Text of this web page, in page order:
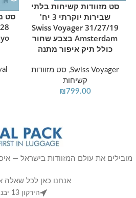
המוצר: גוף בטכנולוגיית קליפה קשיחה;
ספינר מסתובבים בכל הכיוונים; מנעול
אפשרות הרחבה לתוספת נפח אריזה
הזה, יחד עם היות הסט מורכב ממספר
הופך אותו לפתרון עיצובי אחיד למי
סט מזוודות קשיחות בלתי
שבירות יוקרתי 3 יח'
31/27/19 Swiss Voyager
Amsterdam בצבע שחור
כולל תיק איפור מתנה
Swiss Voyager
, סט מזוודות
קשיחות
₪799.00
מובילים את עולם המזוודות בישראל —
אנחנו כאן לכל שאלה
הירקון 13 יבנה